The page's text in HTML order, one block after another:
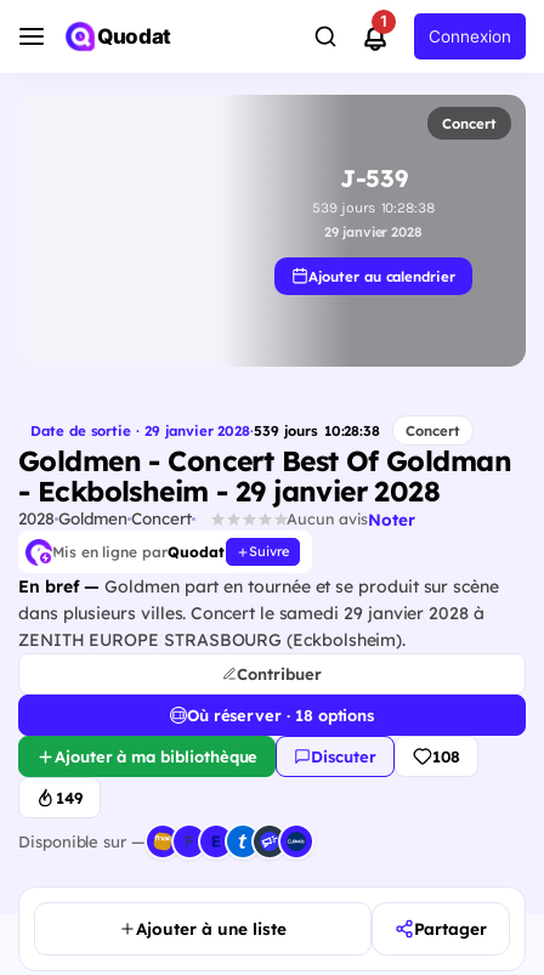
Quodat
1
Connexion
Concert
J-539
539 jours 10:28:37
29 janvier 2028
Ajouter au calendrier
Date de sortie · 29 janvier 2028·539jours 10:28:37 Concert
Goldmen - Concert Best Of Goldman
- Eckbolsheim - 29 janvier 2028
2028 GoldmenConcert Aucun avisNoter
Mis en ligne parQuodat Suivre
En bref — Goldmen part en tournée et se produit sur scène
dans plusieurs villes. Concert le samedi 29 janvier 2028 à
ZENITH EUROPE STRASBOURG (Eckbolsheim).
Contribuer
Où réserver · 18 options
Ajouter à ma bibliothèque Discuter 108
149
Disponible sur —
Ajouter à une liste Partager